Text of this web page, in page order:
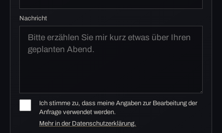
Nachricht
Ich stimme zu, dass meine Angaben zur Bearbeitung der
Anfrage verwendet werden.
Mehr in der Datenschutzerklärung.